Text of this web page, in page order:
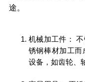
途。
机械加工件：
锈钢棒材加工而
设备，如齿轮、